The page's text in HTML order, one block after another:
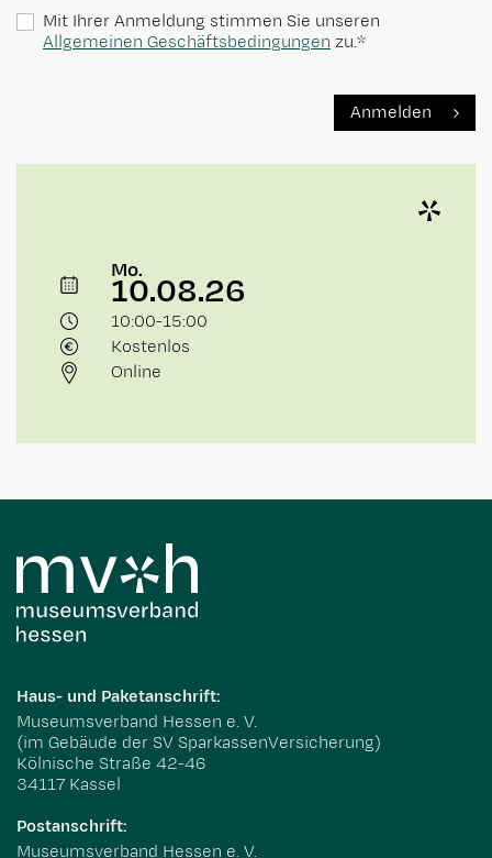
Mit Ihrer Anmeldung stimmen Sie unseren
Allgemeinen Geschäftsbedingungen zu.*
Anmelden
Mo.
10.08.26
10:00-15:00
Kostenlos
Online
Haus- und Paketanschrift:
Museumsverband Hessen e. V.
(im Gebäude der SV SparkassenVersicherung)
Kölnische Straße 42-46
34117 Kassel
Postanschrift:
Museumsverband Hessen e. V.